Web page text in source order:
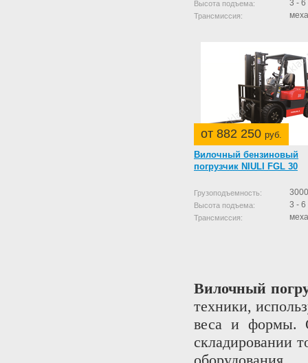
Высота подъема: 3 - 6
Трансмиссия:
от 882 250 руб.
Вилочный бензиновый
погрузчик NIULI FGL 30
Грузоподъемность: 3000
Высота подъема: 3 - 6
Трансмиссия:
Вилочный
техники,
веса и формы.
складировании